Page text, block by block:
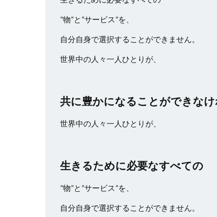
”物”と”サービス”を、
自分自身で選択することができません。
世界中の人々一人ひとりが、
共に豊かになることができな
世界中の人々一人ひとりが、
生きるために必要なすべての
”物”と”サービス”を、
自分自身で選択することができません。